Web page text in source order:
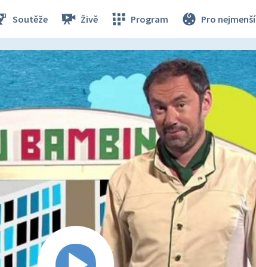
Soutěže Živě Program Pro nejmenší